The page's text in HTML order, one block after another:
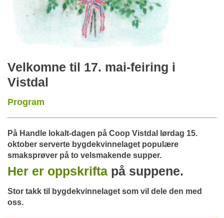
Velkomne til 17. mai-feiring i
Vistdal
Program
På Handle lokalt-dagen på Coop Vistdal lørdag 15.
oktober serverte bygdekvinnelaget populære
smaksprøver på to velsmakende supper.
Her er oppskrifta på suppene.
Stor takk til bygdekvinnelaget som vil dele den med
oss.